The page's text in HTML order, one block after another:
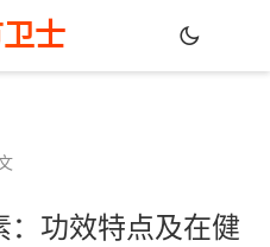
士
：功效特点及在健